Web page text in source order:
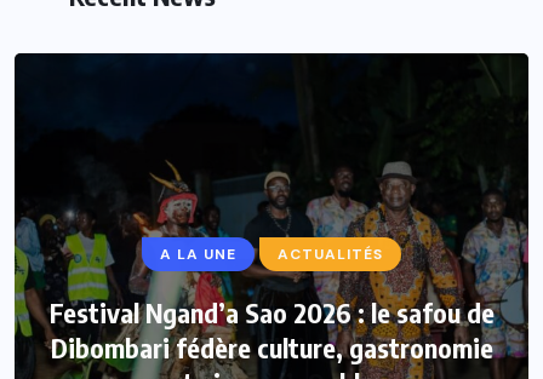
A LA UNE ACTUALITÉS
Festival Ngand’a Sao 2026 : le safou de
Dibombari fédère culture, gastronomie